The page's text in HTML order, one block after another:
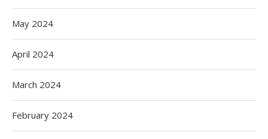
May 2024
April 2024
March 2024
February 2024